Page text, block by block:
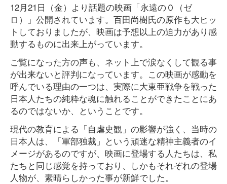
12月21日（金）より話題の映画「永遠の０（ゼ
ロ）」公開されています。百田尚樹氏の原作も大ヒッ
トしておりましたが、映画は予想以上の迫力があり感
動するものに出来上がっています。
ご覧になった方の声も、ネット上で涙なくして観る事
が出来ないと評判になっています。この映画が感動を
呼んでいる理由の一つは、実際に大東亜戦争を戦った
日本人たちの純粋な魂に触れることができたことにあ
るのではないか、ということです。
現代の教育による「自虐史観」の影響が強く、当時の
日本人は、「軍部独裁」という頑迷な精神主義者のイ
メージがあるのですが、映画に登場する人たちは、私
たちと同じ感覚を持っており、しかもそれぞれの登場
人物が、素晴らしかった事が新鮮でした。